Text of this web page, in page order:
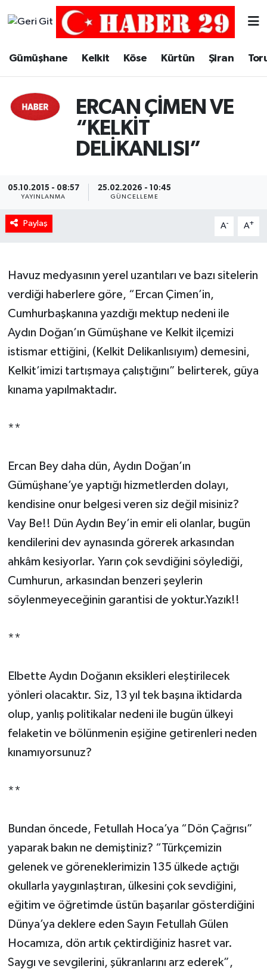
Gümüşhane Kelkit Köse Kürtün Şiran
ERCAN ÇİMEN VE
“KELKİT
DELİKANLISI”
05.10.2015 - 08:57
YAYINLANMA
25.02.2026 - 10:45
GÜNCELLEME
Paylaş A- A+
Havuz medyasının yerel uzantıları ve bazı sitelerin
verdiği haberlere göre, “Ercan Çimen’in,
Cumhurbaşkanına yazdığı mektup nedeni ile
Aydın Doğan’ın Gümüşhane ve Kelkit ilçemizi
istismar ettiğini, (Kelkit Delikanlısıyım) demesini,
Kelkit’imizi tartışmaya çalıştığını” belirterek, güya
kınama yapılmaktadır.
**
Ercan Bey daha dün, Aydın Doğan’ın
Gümüşhane’ye yaptığı hizmetlerden dolayı,
kendisine onur belgesi veren siz değil misiniz?
Vay Be!! Dün Aydın Bey’in emir eli olanlar, bugün
kendilerini dev aynasında görerek arkasından
ahkâm kesiyorlar. Yarın çok sevdiğini söylediği,
Cumhurun, arkasından benzeri şeylerin
söylenmeyeceğinin garantisi de yoktur.Yazık!!
**
Elbette Aydın Doğanın eksikleri eleştirilecek
yönleri olacaktır. Siz, 13 yıl tek başına iktidarda
olup, yanlış politikalar nedeni ile bugün ülkeyi
felaketin ve bölünmenin eşiğine getirenleri neden
kınamıyorsunuz?
**
Bundan öncede, Fetullah Hoca’ya “Dön Çağrısı”
yaparak bakın ne demiştiniz? “Türkçemizin
gelenek ve göreneklerimizin 135 ülkede açtığı
okullarla yaygınlaştıran, ülkesini çok sevdiğini,
eğitim ve öğretimde üstün başarılar gösterdiğini
Dünya’ya deklere eden Sayın Fetullah Gülen
Hocamıza, dön artık çektirdiğiniz hasret var.
Saygı ve sevgilerini, şükranlarını arz ederek”,
Merkez Trafik Yoğunluk Haritası
Süper Lig Puan Durumu ve Fikstür
Tüm Manşetler
Haber Arşivi